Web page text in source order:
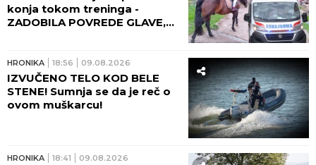
konja tokom treninga -
ZADOBILA POVREDE GLAVE,
HRONIKA 18:56 09.08.2026
IZVUČENO TELO KOD BELE
STENE! Sumnja se da je reč o
ovom muškarcu!
HRONIKA 18:41 09.08.2026